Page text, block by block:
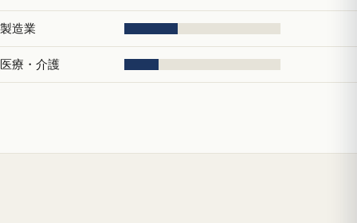
製造業
医療・介護